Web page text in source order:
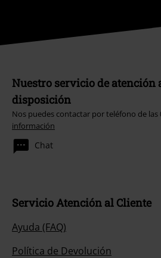
Nuestro servicio de atención
disposición
Nos puedes contactar por teléfono de las
información
Chat
Servicio Atención al Cliente
Ayuda (FAQ)
Política de Devolución